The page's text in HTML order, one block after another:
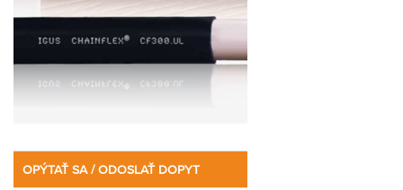
OPÝTAŤ SA / ODOSLAŤ DOPYT